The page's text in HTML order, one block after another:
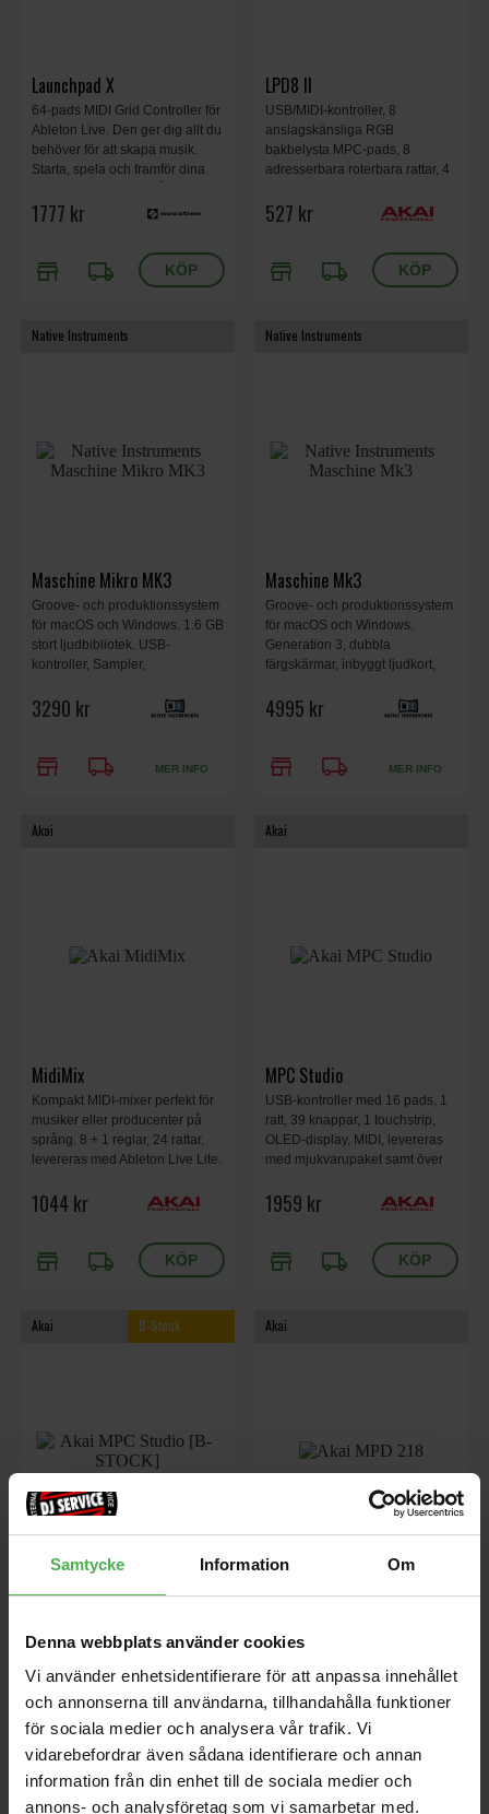
Samtycke Information Om
Denna webbplats använder cookies
Vi använder enhetsidentifierare för att anpassa innehållet
och annonserna till användarna, tillhandahålla funktioner
för sociala medier och analysera vår trafik. Vi
vidarebefordrar även sådana identifierare och annan
information från din enhet till de sociala medier och
annons- och analysföretag som vi samarbetar med.
Launchpad X
64-pads MIDI Grid Controller för
Ableton Live. Den ger dig allt du
behöver för att skapa musik.
Starta, spela och framför dina
hjälp av de stora, superkänsliga
1777 kr
store local_shipping
LPD8 II
USB/MIDI-kontroller, 8
anslagskänsliga RGB
bakbelysta MPC-pads, 8
adresserbara roterbara rattar, 4
Inga drivrutiner behövs, ström
527 kr
store local_shipping
Native Instruments
Maschine Mikro MK3
Groove- och produktionssystem
för macOS och Windows. 1.6 GB
stort ljudbibliotek. USB-
kontroller, Sampler,
3290 kr
store local_shipping MER INFO
Native Instruments
Maschine Mk3
Groove- och produktionssystem
för macOS och Windows.
Generation 3, dubbla
färgskärmar, inbyggt ljudkort,
encoder, inklusive Komplete
4995 kr
store local_shipping MER INFO
Akai
MidiMix
Kompakt MIDI-mixer perfekt för
musiker eller producenter på
språng. 8 + 1 reglar, 24 rattar,
levereras med Ableton Live Lite.
fader, 24 rattar med 3 per kanal,
1044 kr
store local_shipping
Akai
MPC Studio
USB-kontroller med 16 pads, 1
ratt, 39 knappar, 1 touchstrip,
OLED-display, MIDI, levereras
med mjukvarupaket samt över
1959 kr
store local_shipping
Akai B-Stock
MPC Studio [B-STOCK]
[B-STOCK] - Kundretur i nyskick.
Orginalkartong, full garanti.
1849 kr
store local_shipping
Akai
MPD 218
MIDI/USB kontroller, 16 belysta
18 298-graders rattar, MPC Note
redigerbara presets,
Strömförsörjning via USB.
1029 kr
store local_shipping